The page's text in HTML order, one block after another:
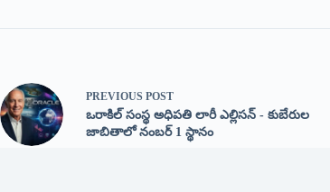
PREVIOUS POST
​ఒరాకిల్ సంస్థ అధిపతి లారీ ఎల్లిసన్ - కుబేరుల
జాబితాలో నంబర్ 1 స్థానం